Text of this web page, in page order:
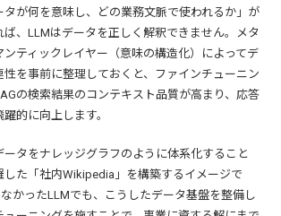
タが何を意味し、どの業務文脈で使われるか」が
ば、LLMはデータを正しく解釈できません。メタ
ンティックレイヤー（意味の構造化）によってデ
性を事前に整理しておくと、ファインチューニン
の検索結果のコンテキスト品質が高まり、応答
的に向上します。
ータをナレッジグラフのように体系化すること
した「社内Wikipedia」を構築するイメージで
かったLLMでも、こうしたデータ基盤を整備し